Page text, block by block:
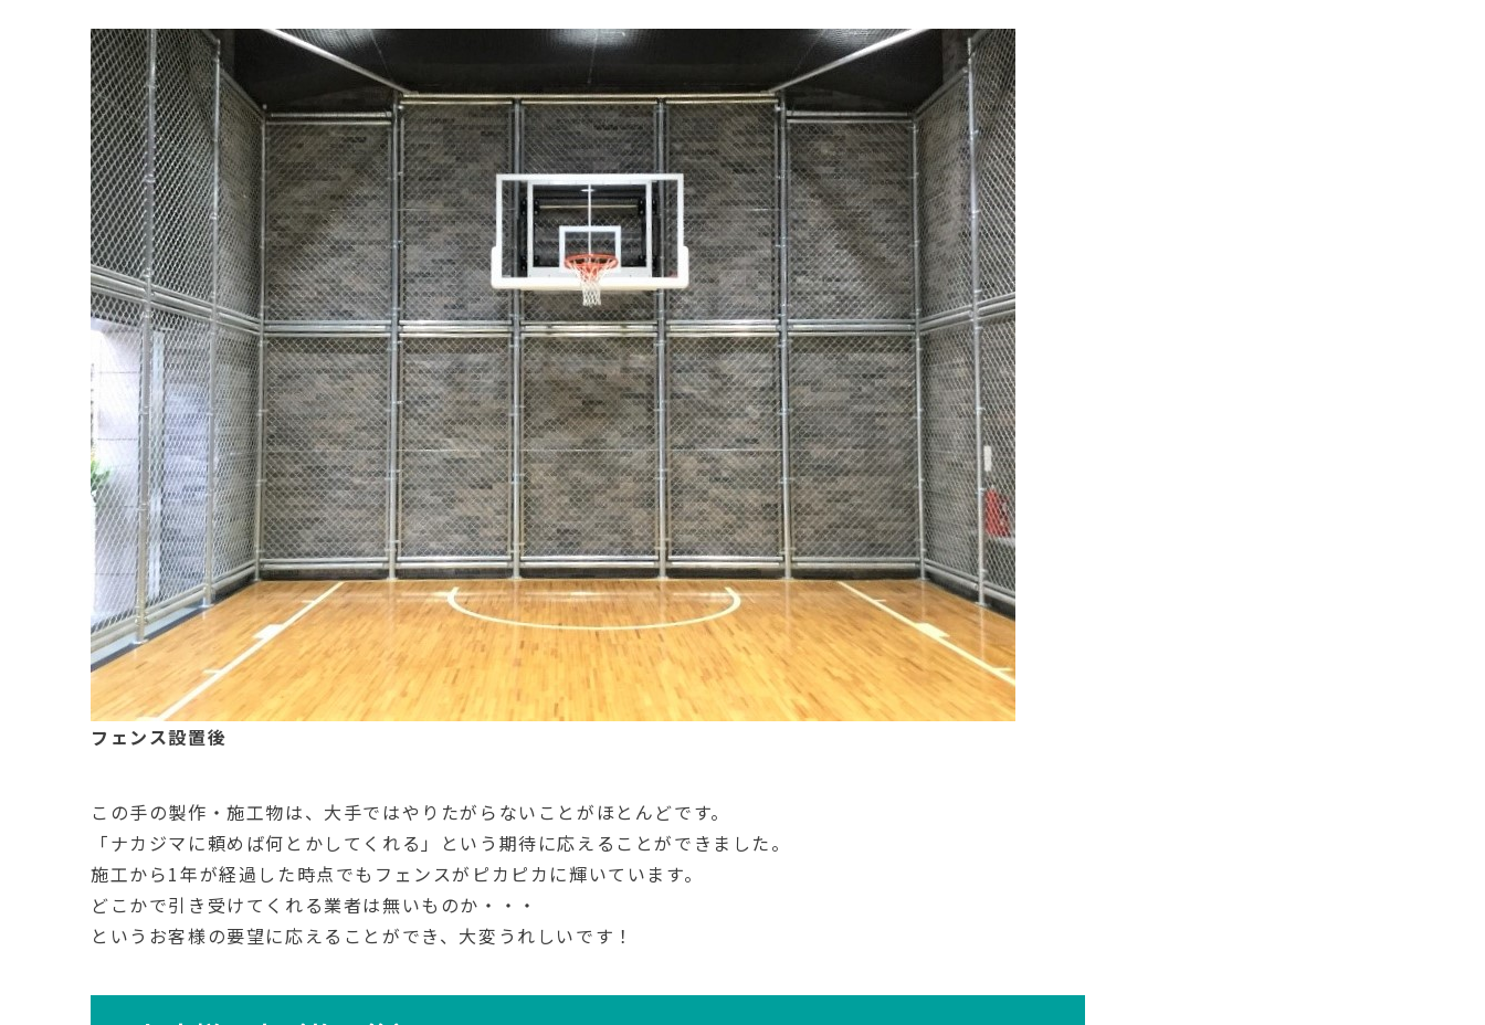
フェンス設置後
この手の製作・施工物は、大手ではやりたがらないことがほとんどです。
「ナカジマに頼めば何とかしてくれる」という期待に応えることができました。
施工から1年が経過した時点でもフェンスがピカピカに輝いています。
どこかで引き受けてくれる業者は無いものか・・・
というお客様の要望に応えることができ、大変うれしいです！